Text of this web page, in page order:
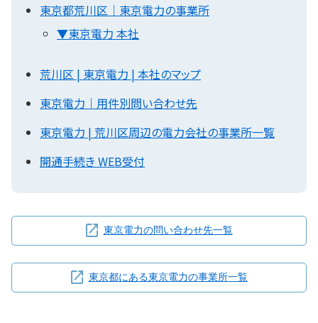
東京都荒川区｜東京電力の事業所
▼東京電力 本社
荒川区 | 東京電力 | 本社のマップ
東京電力｜用件別問い合わせ先
東京電力 | 荒川区周辺の電力会社の事業所一覧
開通手続き WEB受付
東京電力の問い合わせ先一覧
東京都にある東京電力の事業所一覧